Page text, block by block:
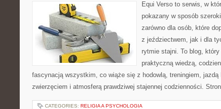
Equi Verso to serwis, w
pokazany w sposób
zarówno dla osób, które
z jeździectwem, jak i dla
rytmie stajni. To blog,
praktyczną wiedzą,
fascynacją wszystkim, co wiąże się z hodowlą, treningiem, jazdą
zwierzęciem i atmosferą prawdziwej stajennej codzienności.
CATEGORIES: RELIGIA A PSYCHOLOGIA